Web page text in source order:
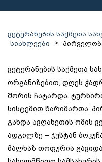
ვეტერანების საქმეთა
სიახლეები
>
ვეტერანების საქმეთა
ორგანიზებით, დღეს
შორის ჩატარდა.
სისტემით წარიმართა.
გახდა ავღანეთის ომის
ადგილზე – ჯუსტან
მალხაზ თოფურია